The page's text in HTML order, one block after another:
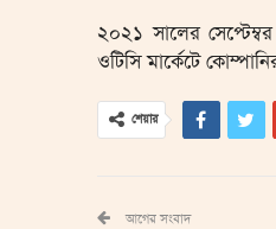
২০২১ সালের
ওটিসি মার্কেটে
শেয়ার
আগের সংবাদ